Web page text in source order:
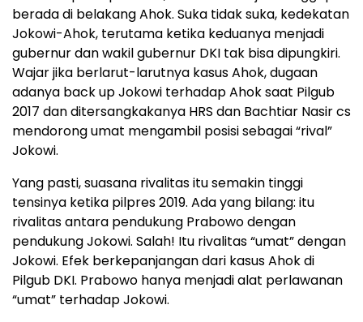
berada di belakang Ahok. Suka tidak suka, kedekatan
Jokowi-Ahok, terutama ketika keduanya menjadi
gubernur dan wakil gubernur DKI tak bisa dipungkiri.
Wajar jika berlarut-larutnya kasus Ahok, dugaan
adanya back up Jokowi terhadap Ahok saat Pilgub
2017 dan ditersangkakanya HRS dan Bachtiar Nasir cs
mendorong umat mengambil posisi sebagai “rival”
Jokowi.
Yang pasti, suasana rivalitas itu semakin tinggi
tensinya ketika pilpres 2019. Ada yang bilang: itu
rivalitas antara pendukung Prabowo dengan
pendukung Jokowi. Salah! Itu rivalitas “umat” dengan
Jokowi. Efek berkepanjangan dari kasus Ahok di
Pilgub DKI. Prabowo hanya menjadi alat perlawanan
“umat” terhadap Jokowi.